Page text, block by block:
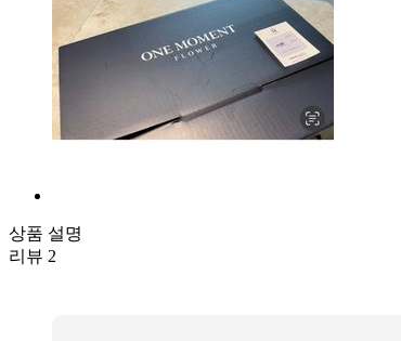
상품 설명
리뷰 2